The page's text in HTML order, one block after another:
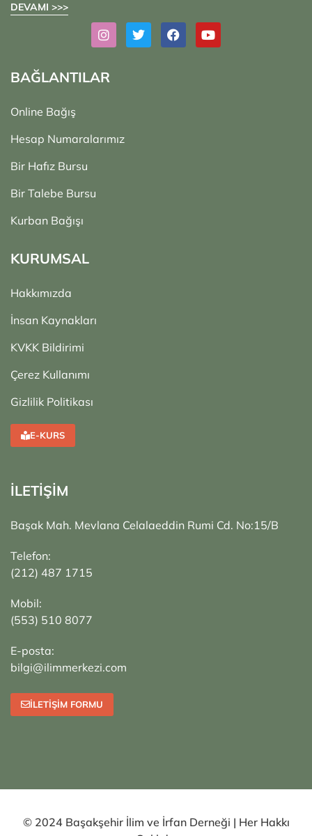
DEVAMI >>>
BAĞLANTILAR
Online Bağış
Hesap Numaralarımız
Bir Hafız Bursu
Bir Talebe Bursu
Kurban Bağışı
KURUMSAL
Hakkımızda
İnsan Kaynakları
KVKK Bildirimi
Çerez Kullanımı
Gizlilik Politikası
E-KURS
İLETİŞİM
Başak Mah. Mevlana Celalaeddin Rumi Cd. No:15/B
Telefon:
(212) 487 1715
Mobil:
(553) 510 8077
E-posta:
bilgi@ilimmerkezi.com
İLETIŞIM FORMU
© 2024 Başakşehir İlim ve İrfan Derneği | Her Hakkı